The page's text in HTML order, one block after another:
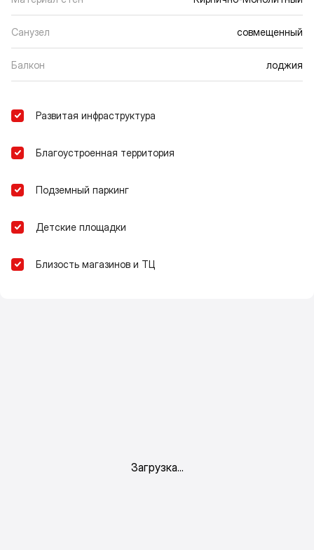
Санузел совмещенный
Балкон лоджия
Развитая инфраструктура
Благоустроенная территория
Подземный паркинг
Детские площадки
Близость магазинов и ТЦ